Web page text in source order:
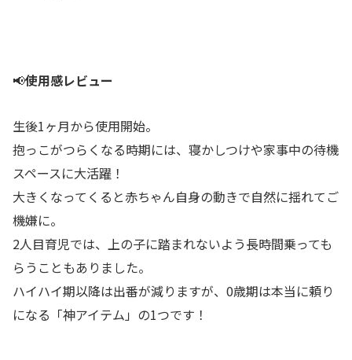
📢使用感レビュー
生後1ヶ月から使用開始。
抱っこがつらくなる時期には、寝かしつけや家事中の待機
スペースに大活躍！
大きくなってくると赤ちゃん自身の動きで自然に揺れてご
機嫌に。
2人目育児では、上の子に踏まれないよう長時間乗っても
らうこともありました。
ハイハイ期以降は出番が減りますが、0歳期は本当に頼り
になる「神アイテム」の1つです！